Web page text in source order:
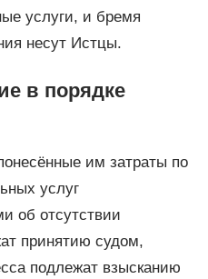
услуги, и бремя
несут Истцы.
в порядке
им затраты по
услуг
об отсутствии
принятию судом,
подлежат взысканию